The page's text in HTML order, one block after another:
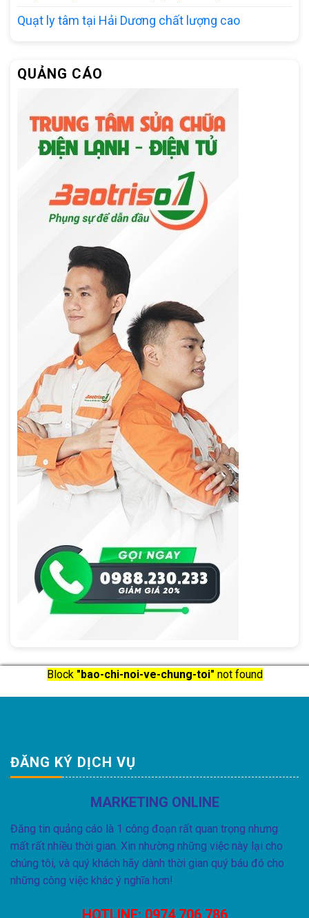
Quạt ly tâm tại Hải Dương chất lượng cao
QUẢNG CÁO
Block "bao-chi-noi-ve-chung-toi" not found
ĐĂNG KÝ DỊCH VỤ
MARKETING ONLINE
Đăng tin quảng cáo là 1 công đoạn rất quan trọng nhưng
mất rất nhiều thời gian. Xin nhường những việc này lại cho
chúng tôi, và quý khách hãy dành thời gian quý báu đó cho
những công việc khác ý nghĩa hơn!